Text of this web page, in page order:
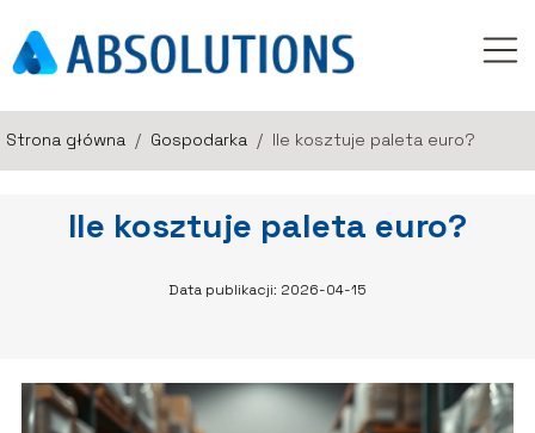
Strona główna / Gospodarka / Ile kosztuje paleta euro?
Ile kosztuje paleta euro?
Data publikacji: 2026-04-15